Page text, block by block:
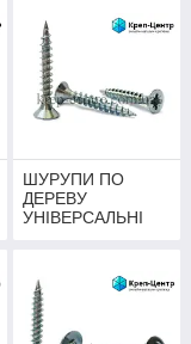
ШУРУПИ ПО
ДЕРЕВУ
УНІВЕРСАЛЬНІ